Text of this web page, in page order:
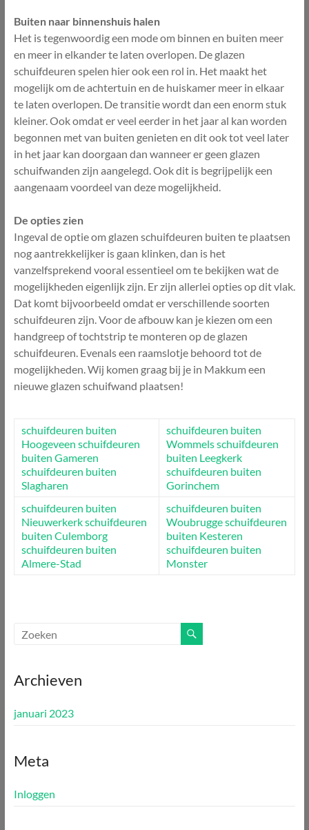
Buiten naar binnenshuis halen
Het is tegenwoordig een mode om binnen en buiten meer
en meer in elkander te laten overlopen. De glazen
schuifdeuren spelen hier ook een rol in. Het maakt het
mogelijk om de achtertuin en de huiskamer meer in elkaar
te laten overlopen. De transitie wordt dan een enorm stuk
kleiner. Ook omdat er veel eerder in het jaar al kan worden
begonnen met van buiten genieten en dit ook tot veel later
in het jaar kan doorgaan dan wanneer er geen glazen
schuifwanden zijn aangelegd. Ook dit is begrijpelijk een
aangenaam voordeel van deze mogelijkheid.
De opties zien
Ingeval de optie om glazen schuifdeuren buiten te plaatsen
nog aantrekkelijker is gaan klinken, dan is het
vanzelfsprekend vooral essentieel om te bekijken wat de
mogelijkheden eigenlijk zijn. Er zijn allerlei opties op dit vlak.
Dat komt bijvoorbeeld omdat er verschillende soorten
schuifdeuren zijn. Voor de afbouw kan je kiezen om een
handgreep of tochtstrip te monteren op de glazen
schuifdeuren. Evenals een raamslotje behoord tot de
mogelijkheden. Wij komen graag bij je in Makkum een
nieuwe glazen schuifwand plaatsen!
schuifdeuren buiten
Hoogeveen schuifdeuren
buiten Gameren
schuifdeuren buiten
Slagharen
schuifdeuren buiten
Wommelsschuifdeuren
buiten Leegkerk
schuifdeuren buiten
Gorinchem
schuifdeuren buiten
Nieuwerkerkschuifdeuren
buiten Culemborg
schuifdeuren buiten
Almere-Stad
schuifdeuren buiten
Woubruggeschuifdeuren
buiten Kesteren
schuifdeuren buiten
Monster
Archieven
januari 2023
Meta
Inloggen